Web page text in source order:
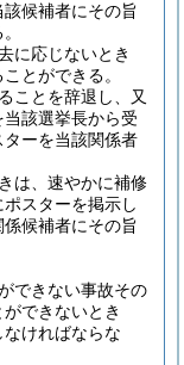
候補者にその旨
に応じないとき
とができる。
ことを辞退し、又
該選挙長から受
ーを当該関係者
は、速やかに補修
スターを掲示し
候補者にその旨
できない事故その
できないとき
ければならな